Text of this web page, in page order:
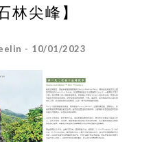
林尖峰】
- 10/01/2023